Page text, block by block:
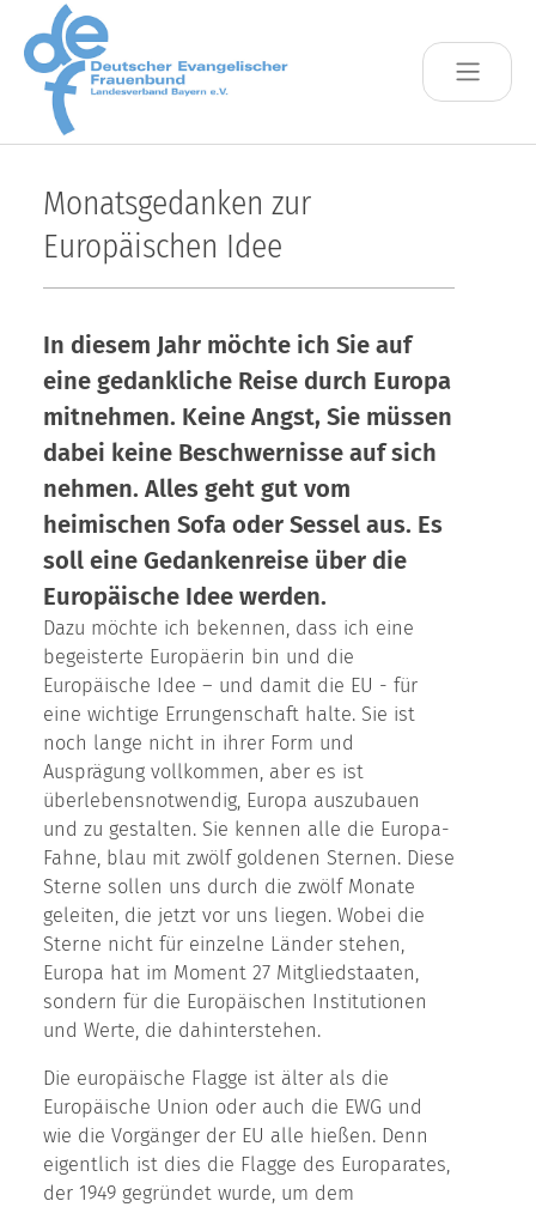
Skip to main content
Monatsgedanken zur
Europäischen Idee
In diesem Jahr möchte ich Sie auf
eine gedankliche Reise durch Europa
mitnehmen. Keine Angst, Sie müssen
dabei keine Beschwernisse auf sich
nehmen. Alles geht gut vom
heimischen Sofa oder Sessel aus. Es
soll eine Gedankenreise über die
Europäische Idee werden.
Dazu möchte ich bekennen, dass ich eine
begeisterte Europäerin bin und die
Europäische Idee – und damit die EU - für
eine wichtige Errungenschaft halte. Sie ist
noch lange nicht in ihrer Form und
Ausprägung vollkommen, aber es ist
überlebensnotwendig, Europa auszubauen
und zu gestalten. Sie kennen alle die Europa-
Fahne, blau mit zwölf goldenen Sternen. Diese
Sterne sollen uns durch die zwölf Monate
geleiten, die jetzt vor uns liegen. Wobei die
Sterne nicht für einzelne Länder stehen,
Europa hat im Moment 27 Mitgliedstaaten,
sondern für die Europäischen Institutionen
und Werte, die dahinterstehen.
Die europäische Flagge ist älter als die
Europäische Union oder auch die EWG und
wie die Vorgänger der EU alle hießen. Denn
eigentlich ist dies die Flagge des Europarates,
der 1949 gegründet wurde, um dem